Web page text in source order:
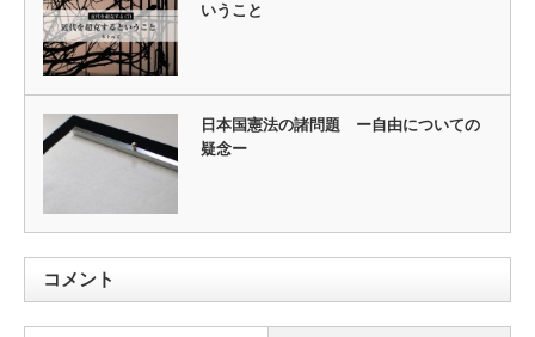
いうこと
日本国憲法の諸問題 ー自由についての
疑念ー
コメント